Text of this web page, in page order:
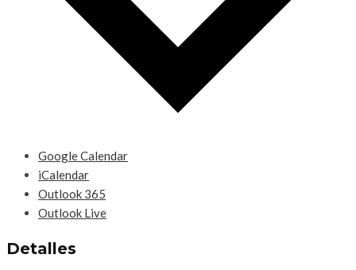
Google Calendar
iCalendar
Outlook 365
Outlook Live
Detalles